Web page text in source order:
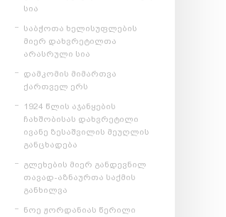
სია
საბჭოთა ხელისუფლების
მიერ დახვრეტილთა
არასრული სია
დამკომის მიმართვა
ქართველ ერს
1924 წლის აჯანყების
ჩახშობისას დახვრეტილი
ივანე ზესაშვილის მეუღლის
განცხადება
გლეხების მიერ განდევნილ
თავად-აზნაურთა საქმის
განხილვა
ნოე ჟორდანიას წერილი